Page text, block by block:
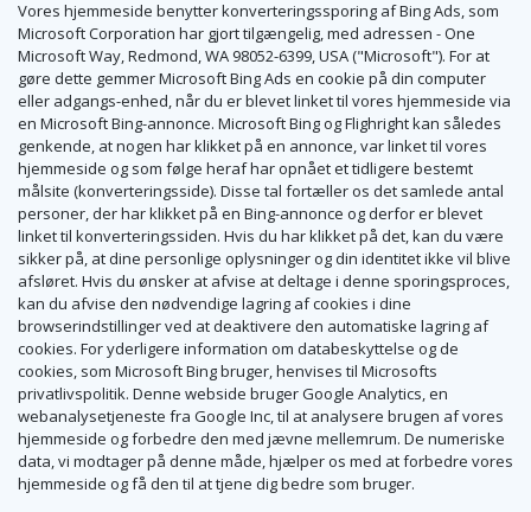
Vores hjemmeside benytter konverteringssporing af Bing Ads, som
Microsoft Corporation har gjort tilgængelig, med adressen - One
Microsoft Way, Redmond, WA 98052-6399, USA ("Microsoft"). For at
gøre dette gemmer Microsoft Bing Ads en cookie på din computer
eller adgangs-enhed, når du er blevet linket til vores hjemmeside via
en Microsoft Bing-annonce. Microsoft Bing og Flighright kan således
genkende, at nogen har klikket på en annonce, var linket til vores
hjemmeside og som følge heraf har opnået et tidligere bestemt
målsite (konverteringsside). Disse tal fortæller os det samlede antal
personer, der har klikket på en Bing-annonce og derfor er blevet
linket til konverteringssiden. Hvis du har klikket på det, kan du være
sikker på, at dine personlige oplysninger og din identitet ikke vil blive
afsløret. Hvis du ønsker at afvise at deltage i denne sporingsproces,
kan du afvise den nødvendige lagring af cookies i dine
browserindstillinger ved at deaktivere den automatiske lagring af
cookies. For yderligere information om databeskyttelse og de
cookies, som Microsoft Bing bruger, henvises til Microsofts
privatlivspolitik. Denne webside bruger Google Analytics, en
webanalysetjeneste fra Google Inc, til at analysere brugen af vores
hjemmeside og forbedre den med jævne mellemrum. De numeriske
data, vi modtager på denne måde, hjælper os med at forbedre vores
hjemmeside og få den til at tjene dig bedre som bruger.